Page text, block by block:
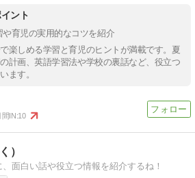
ント
や育児の実用的なコツを紹介
楽しめる学習と育児のヒントが満載です。夏
計画、英語学習法や学校の裏話など、役立つ
ます。
間IN:10
）
面白い話や役立つ情報を紹介するね！